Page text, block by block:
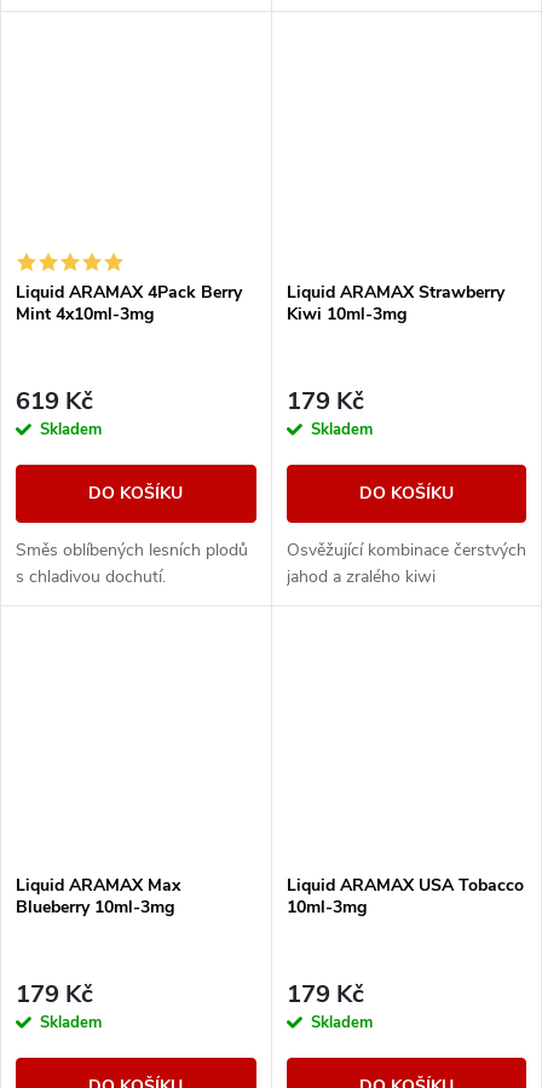
Liquid ARAMAX 4Pack Berry
Mint 4x10ml-3mg
619 Kč
Skladem
DO KOŠÍKU
Směs oblíbených lesních plodů
s chladivou dochutí.
Liquid ARAMAX Strawberry
Kiwi 10ml-3mg
179 Kč
Skladem
DO KOŠÍKU
Osvěžující kombinace čerstvých
jahod a zralého kiwi
Liquid ARAMAX Max
Blueberry 10ml-3mg
179 Kč
Skladem
Liquid ARAMAX USA Tobacco
10ml-3mg
179 Kč
Skladem